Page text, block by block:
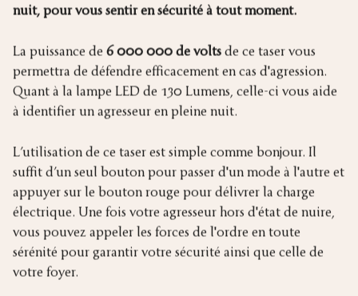
nuit, pour vous sentir en sécurité à tout moment.
La puissance de 6 000 000 de voltsde ce taser vous
permettra de défendre efficacement en cas d'agression.
Quant à la lampe LED de 130 Lumens, celle-ci vous aide
à identifier un agresseur en pleine nuit.
L’utilisation de ce taser est simple comme bonjour. Il
suffit d’un seul bouton pour passer d'un mode à l'autre et
appuyer sur le bouton rouge pour délivrer la charge
électrique. Une fois votre agresseur hors d'état de nuire,
vous pouvez appeler les forces de l'ordre en toute
sérénité pour garantir votre sécurité ainsi que celle de
votre foyer.